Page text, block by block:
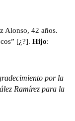
Alonso, 42 años.
[¿?]. Hijo:
por la
Ramírez para la